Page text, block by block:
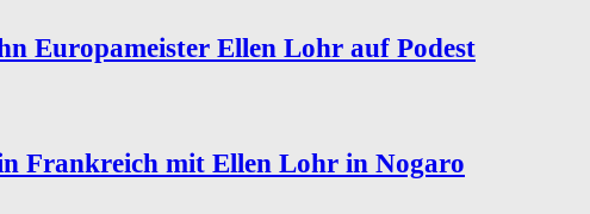
Europameister Ellen Lohr auf Podest
Frankreich mit Ellen Lohr in Nogaro